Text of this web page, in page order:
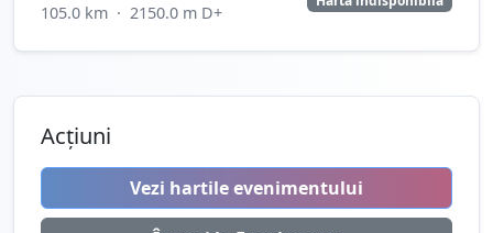
105.0 km · 2150.0 m D+
Acțiuni
Vezi hartile evenimentului